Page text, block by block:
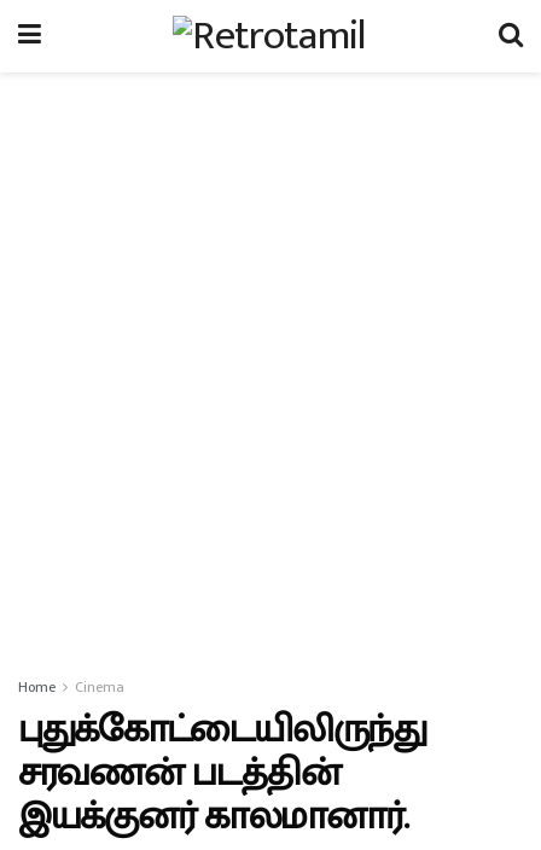
Home Cinema
புதுக்கோட்டையிலிருந்து
சரவணன் படத்தின்
இயக்குனர் காலமானார்.